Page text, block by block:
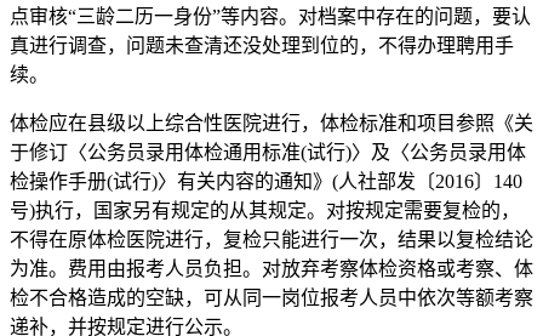
点审核“三龄二历一身份”等内容。对档案中存在的问题，要认
真进行调查，问题未查清还没处理到位的，不得办理聘用手
续。
体检应在县级以上综合性医院进行，体检标准和项目参照《关
于修订〈公务员录用体检通用标准(试行)〉及〈公务员录用体
检操作手册(试行)〉有关内容的通知》(人社部发〔2016〕140
号)执行，国家另有规定的从其规定。对按规定需要复检的，
不得在原体检医院进行，复检只能进行一次，结果以复检结论
为准。费用由报考人员负担。对放弃考察体检资格或考察、体
检不合格造成的空缺，可从同一岗位报考人员中依次等额考察
递补，并按规定进行公示。